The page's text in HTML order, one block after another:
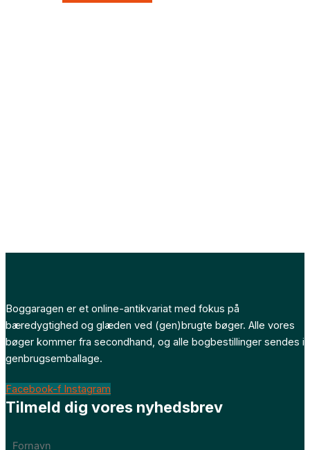
Boggaragen er et online-antikvariat med fokus på
bæredygtighed og glæden ved (gen)brugte bøger. Alle vores
bøger kommer fra secondhand, og alle bogbestillinger sendes i
genbrugsemballage.
Facebook-f Instagram
Tilmeld dig vores nyhedsbrev